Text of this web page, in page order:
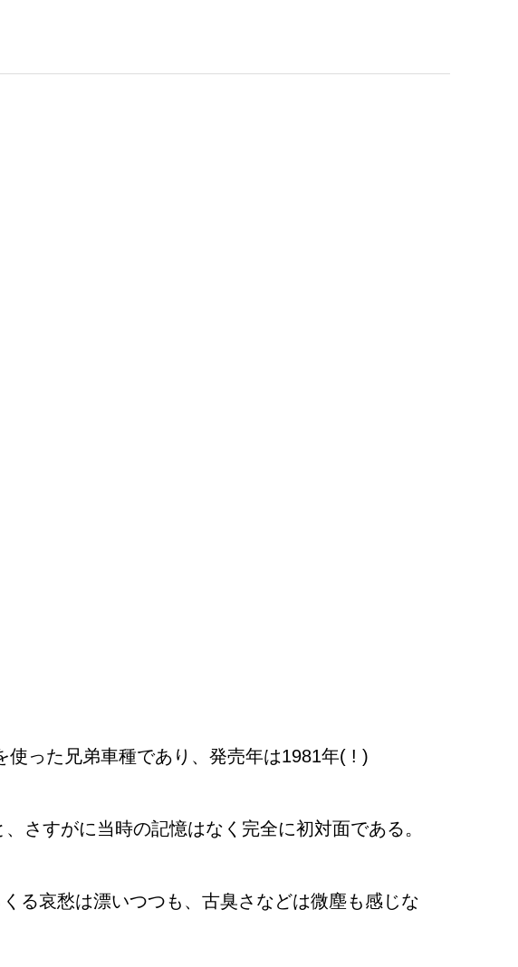
った兄弟車種であり、発売年は1981年( ! )
さすがに当時の記憶はなく完全に初対面である。
る哀愁は漂いつつも、古臭さなどは微塵も感じな